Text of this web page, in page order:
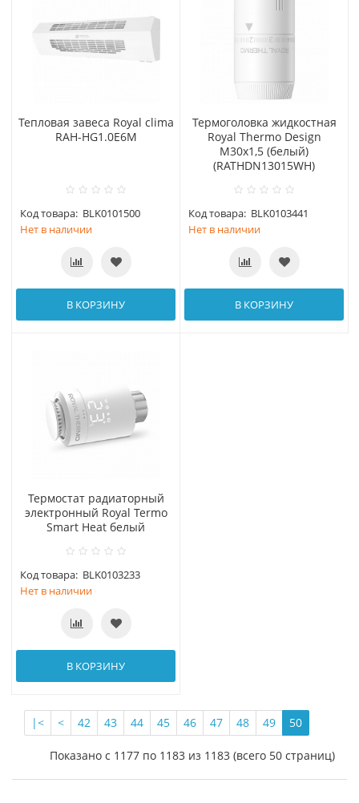
Тепловая завеса Royal clima
RAH-HG1.0E6M
Код товара: BLK0101500
Нет в наличии
В КОРЗИНУ
Термоголовка жидкостная
Royal Thermo Design
М30х1,5 (белый)
(RATHDN13015WH)
Код товара: BLK0103441
Нет в наличии
В КОРЗИНУ
Термостат радиаторный
электронный Royal Termo
Smart Heat белый
Код товара: BLK0103233
Нет в наличии
В КОРЗИНУ
|< < 42 43 44 45 46 47 48 49 50
Показано с 1177 по 1183 из 1183 (всего 50 страниц)